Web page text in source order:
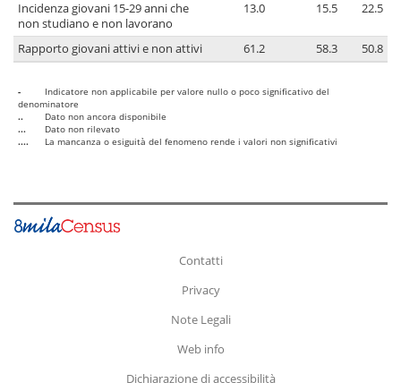
Incidenza giovani 15-29 anni che
non studiano e non lavorano
13.0 15.5 22.5
Rapporto giovani attivi e non attivi 61.2 58.3 50.8
-
Indicatore non applicabile per valore nullo o poco significativo del
denominatore
..
Dato non ancora disponibile
...
Dato non rilevato
....
La mancanza o esiguità del fenomeno rende i valori non significativi
Contatti
Privacy
Note Legali
Web info
Dichiarazione di accessibilità